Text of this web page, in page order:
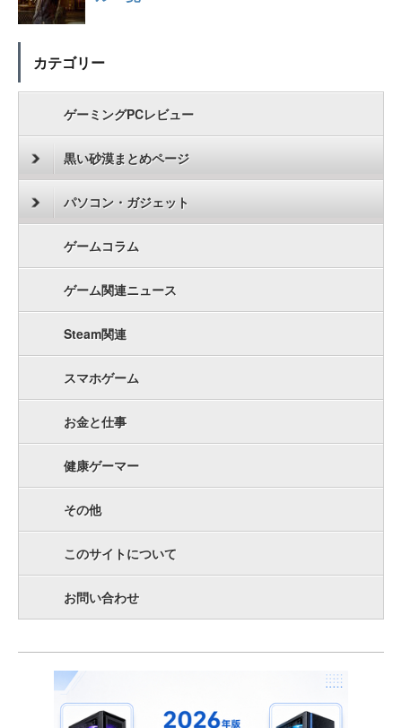
カテゴリー
ゲーミングPCレビュー
黒い砂漠まとめページ
パソコン・ガジェット
ゲームコラム
ゲーム関連ニュース
Steam関連
スマホゲーム
お金と仕事
健康ゲーマー
その他
このサイトについて
お問い合わせ